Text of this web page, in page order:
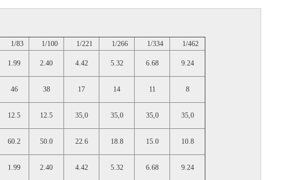
1/83 1/100 1/221 1/266 1/334 1/462
1.99 2.40 4.42 5.32 6.68 9.24
46 38 17 14 11 8
12.5 12.5 35,0 35,0 35,0 35,0
60.2 50.0 22.6 18.8 15.0 10.8
1.99 2.40 4.42 5.32 6.68 9.24